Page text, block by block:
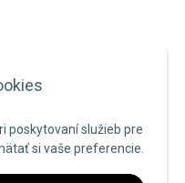
poskytovaní služieb pre
si vaše preferencie.
cookies